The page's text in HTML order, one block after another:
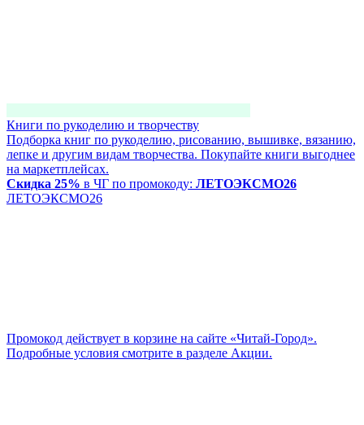
Книги по рукоделию и творчеству
Подборка книг по рукоделию, рисованию, вышивке, вязанию,
лепке и другим видам творчества. Покупайте книги выгоднее
на маркетплейсах.
Скидка 25% в ЧГ по промокоду: ЛЕТОЭКСМО26
ЛЕТОЭКСМО26
Промокод действует в корзине на сайте «Читай-Город».
Подробные условия смотрите в разделе Акции.